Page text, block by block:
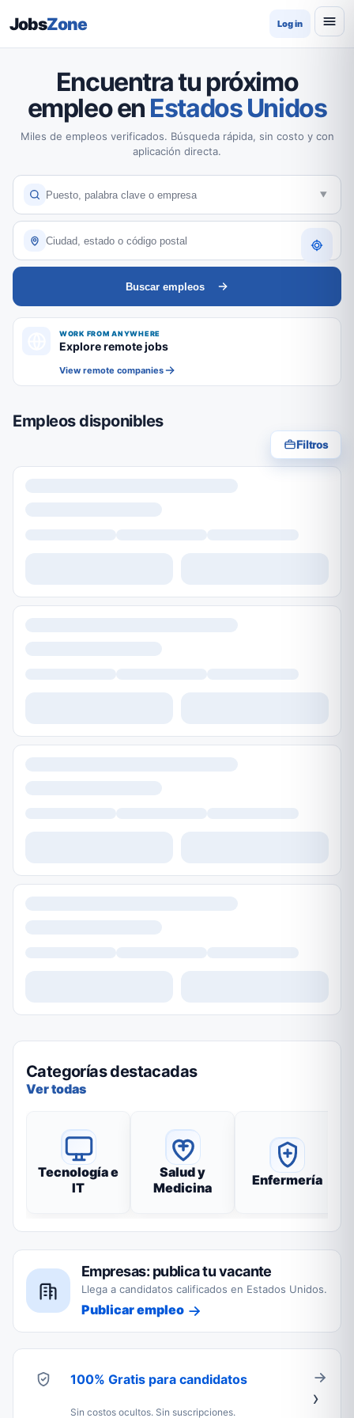
JobsZone Log in
Encuentra tu próximo
empleo en Estados Unidos
Miles de empleos verificados. Búsqueda rápida, sin costo y con
aplicación directa.
Buscar empleos
WORK FROM ANYWHERE
Explore remote jobs
View remote companies
Empleos disponibles
Filtros
Categorías destacadas
Ver todas
Tecnología e
IT
Salud y
Medicina
Enfermería
Empresas: publica tu vacante
Llega a candidatos calificados en Estados Unidos.
Publicar empleo
100% Gratis para candidatos
Sin costos ocultos. Sin suscripciones.